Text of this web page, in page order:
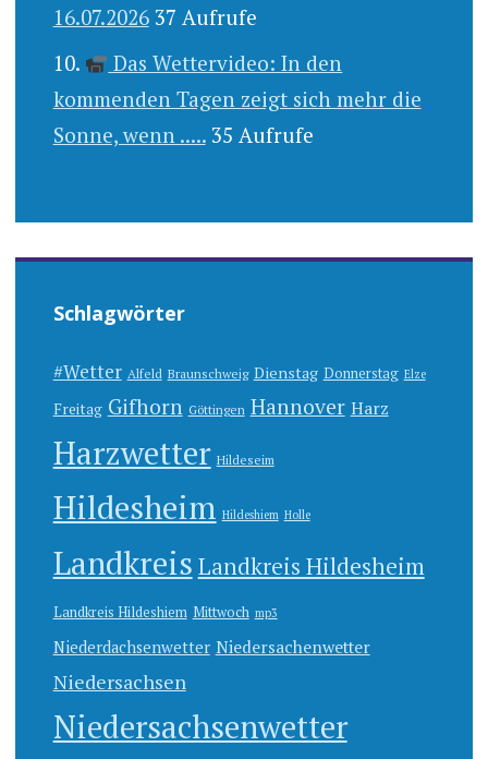
16.07.2026 37 Aufrufe
Das Wettervideo: In den
kommenden Tagen zeigt sich mehr die
Sonne, wenn ..... 35 Aufrufe
Schlagwörter
#Wetter Alfeld Braunschweig Dienstag Donnerstag Elze
Freitag Gifhorn Göttingen Hannover Harz
Harzwetter Hildeseim
Hildesheim Hildeshiem Holle
Landkreis Landkreis Hildesheim
Landkreis Hildeshiem Mittwoch mp3
Niederdachsenwetter Niedersachenwetter
Niedersachsen
Niedersachsenwetter